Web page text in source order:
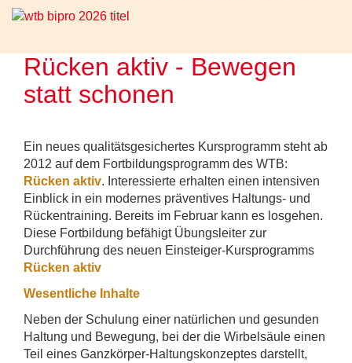
Rücken aktiv - Bewegen
statt schonen
Ein neues qualitätsgesichertes Kursprogramm steht ab
2012 auf dem Fortbildungsprogramm des WTB:
Rücken aktiv. Interessierte erhalten einen intensiven
Einblick in ein modernes präventives Haltungs- und
Rückentraining. Bereits im Februar kann es losgehen.
Diese Fortbildung befähigt Übungsleiter zur
Durchführung des neuen Einsteiger-Kursprogramms
Rücken aktiv
Wesentliche Inhalte
Neben der Schulung einer natürlichen und gesunden
Haltung und Bewegung, bei der die Wirbelsäule einen
Teil eines Ganzkörper-Haltungskonzeptes darstellt,